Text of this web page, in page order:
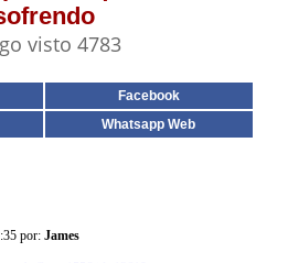
visto 4783
Facebook
Whatsapp Web
por: James